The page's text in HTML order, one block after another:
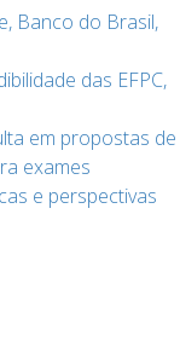
Banco do Brasil,
das EFPC,
em propostas de
exames
e perspectivas